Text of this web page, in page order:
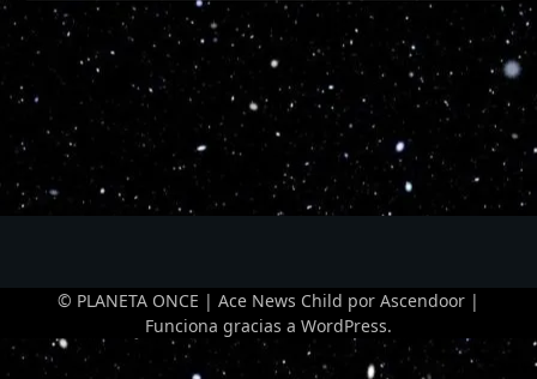
© PLANETA ONCE | Ace News Child por Ascendoor |
Funciona gracias a WordPress.